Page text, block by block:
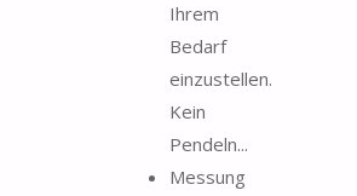
Ihrem
Bedarf
einzustellen.
Kein
Pendeln...
Messung